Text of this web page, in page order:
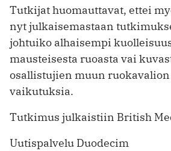
Tutkijat huomauttavat, ettei
nyt julkaisemastaan
johtuiko alhaisempi
mausteisesta ruoasta vai
osallistujien muun
vaikutuksia.
Tutkimus julkaistiin British
Uutispalvelu Duodecim